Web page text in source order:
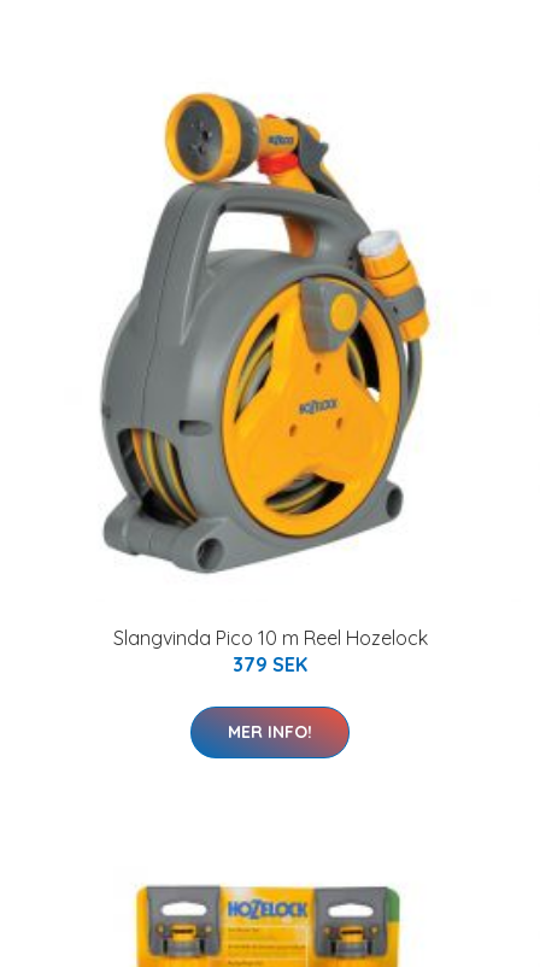
Slangvinda Pico 10 m Reel Hozelock
379 SEK
MER INFO!